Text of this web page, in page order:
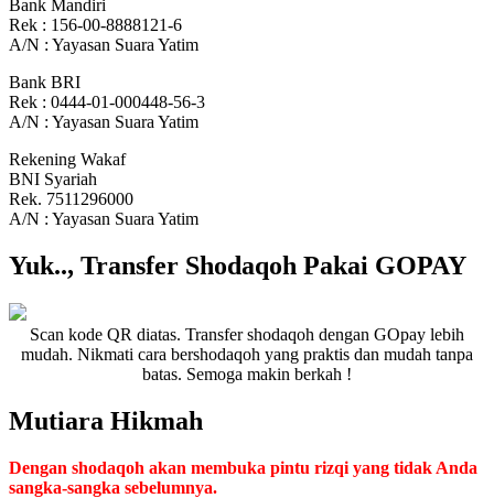
Bank Mandiri
Rek : 156-00-8888121-6
A/N : Yayasan Suara Yatim
Bank BRI
Rek : 0444-01-000448-56-3
A/N : Yayasan Suara Yatim
Rekening Wakaf
BNI Syariah
Rek. 7511296000
A/N : Yayasan Suara Yatim
Yuk.., Transfer Shodaqoh Pakai GOPAY
Scan kode QR diatas. Transfer shodaqoh dengan GOpay lebih
mudah. Nikmati cara bershodaqoh yang praktis dan mudah tanpa
batas. Semoga makin berkah !
Mutiara Hikmah
Dengan shodaqoh akan membuka pintu rizqi yang tidak Anda
sangka-sangka sebelumnya.